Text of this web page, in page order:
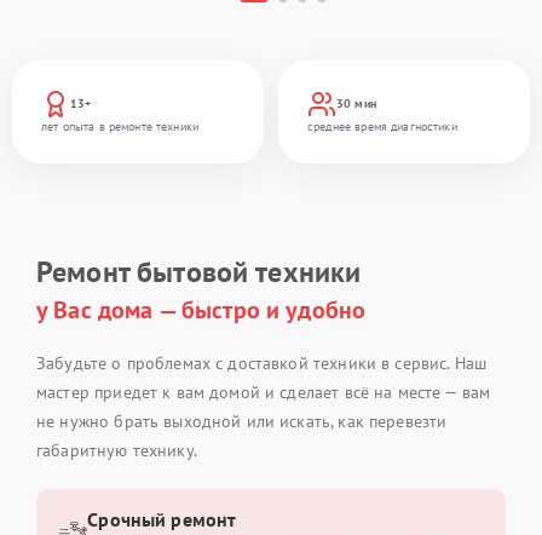
13+
лет опыта в ремонте техники
30 мин
среднее время диагностики
Ремонт бытовой техники
у Вас дома — быстро и удобно
Забудьте о проблемах с доставкой техники в сервис. Наш
мастер приедет к вам домой и сделает всё на месте — вам
не нужно брать выходной или искать, как перевезти
габаритную технику.
Срочный ремонт